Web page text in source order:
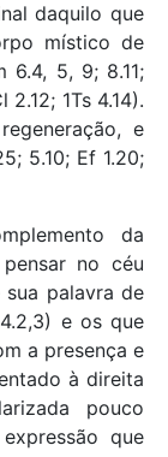
daquilo que
místico de
6.4, 5, 9; 8.11;
2.12; 1Ts 4.14).
e
5.10; Ef 1.20;
da
no céu
sua palavra de
e os que
a presença e
à direita
pouco
que